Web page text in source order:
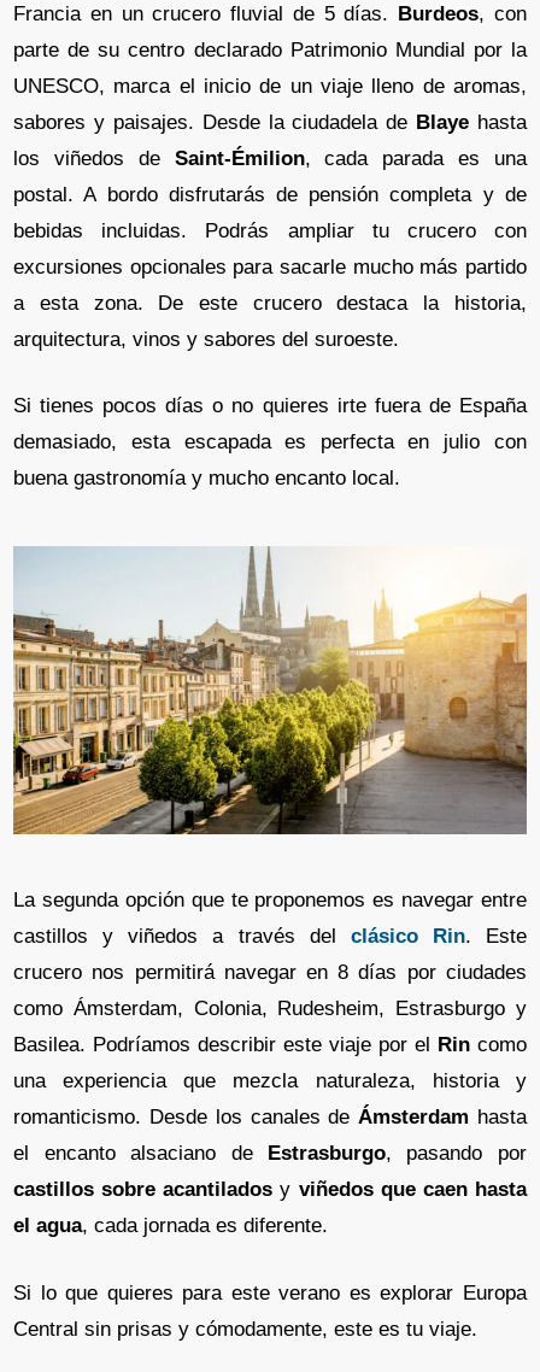
Francia en un crucero fluvial de 5 días. Burdeos, con
parte de su centro declarado Patrimonio Mundial por la
UNESCO, marca el inicio de un viaje lleno de aromas,
sabores y paisajes. Desde la ciudadela de Blayehasta
los viñedos de Saint-Émilion, cada parada es una
postal. A bordo disfrutarás de pensión completa y de
bebidas incluidas. Podrás ampliar tu crucero con
excursiones opcionales para sacarle mucho más partido
a esta zona. De este crucero destaca la historia,
arquitectura, vinos y sabores del suroeste.
Si tienes pocos días o no quieres irte fuera de España
demasiado, esta escapada es perfecta en julio con
buena gastronomía y mucho encanto local.
La segunda opción que te proponemos es navegar entre
castillos y viñedos a través del clásico Rin. Este
crucero nos permitirá navegar en 8 días por ciudades
como Ámsterdam, Colonia, Rudesheim, Estrasburgo y
Basilea. Podríamos describir este viaje por el Rincomo
una experiencia que mezcla naturaleza, historia y
romanticismo. Desde los canales deÁmsterdam hasta
el encanto alsaciano de Estrasburgo, pasando por
castillos sobre acantilados y viñedos que caen hasta
el agua, cada jornada es diferente.
Si lo que quieres para este verano es explorar Europa
Central sin prisas y cómodamente, este es tu viaje.